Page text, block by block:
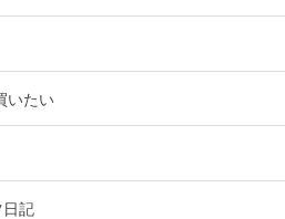
いたい
日記